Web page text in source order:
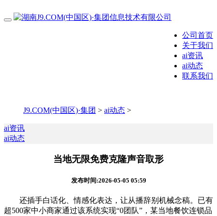
公司首页
关于我们
ai资讯
ai动态
联系我们
J9.COM(中国区)·集团 > ai动态 >
ai资讯
ai动态
当地无限免费克隆声音取形
发布时间:2026-05-05 05:59
还插手白话化、情感化表达，让从播辞别机械念稿。已有
超500家中小商家通过该系统实现“0团队”，某当地餐饮连锁品